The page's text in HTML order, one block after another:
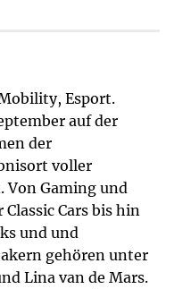
Esport.
auf der
der
voller
Gaming und
Cars bis hin
und und
gehören unter
Lina van de Mars.